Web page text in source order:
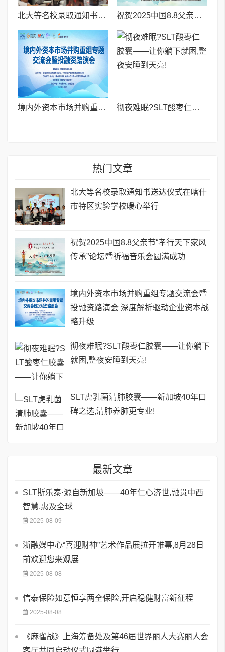
北大等名校录取通知书送达仪式在喀什市特区实验学校暖心举行 祝贺2025中国8.8父亲节“孝行天下家风传承”论坛暨祈福音乐会圆满成功
境内外资本市场并购重组专题交流会暨投融资路演会 深度解析驱动企业资本战略升级 彻夜难眠?SLT酸枣仁胶囊——让你躺下就困,整夜安睡到天亮!
热门文章
北大等名校录取通知书送达仪式在喀什
市特区实验学校暖心举行
祝贺2025中国8.8父亲节“孝行天下家风
传承”论坛暨祈福音乐会圆满成功
境内外资本市场并购重组专题交流会暨
投融资路演会 深度解析驱动企业资本战
略升级
彻夜难眠?SLT酸枣仁胶囊——让你躺下
就困,整夜安睡到天亮!
SLT虎乳菌清肺胶囊——新加坡40年口
碑之选,清肺养肺更专业!
最新文章
SLT斯乐泰·源自新加坡——40年仁心济世,融贯中西
智慧,惠及全球
2025-08-09
浙融媒中心“喜迎财神”艺术作品展拉开帷幕,8月28日
前欢迎您来观展
2025-08-08
信泰保险如意恒享两全保险,开启稳健财富新征程
2025-08-08
《麻雀战》上海筹备处及第46届世界丽人大赛丽人会